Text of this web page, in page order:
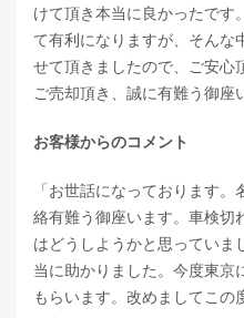
けて頂き本当に良かったです
て有利になりますが、そんな
せて頂きましたので、ご安心
ご売却頂き、誠に有難う御座
お客様からのコメント
「お世話になっております
絡有難う御座います。車検切
はどうしようかと思っていま
当に助かりました。今度東京
もらいます。改めましてこの